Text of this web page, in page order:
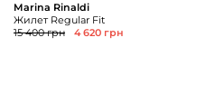
Marina Rinaldi
Жилет Regular Fit
15 400 грн
4 620 грн